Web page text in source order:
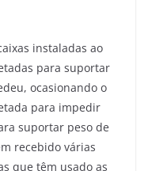
instaladas ao
para suportar
ocasionando o
para impedir
suportar peso de
recebido várias
que têm usado as